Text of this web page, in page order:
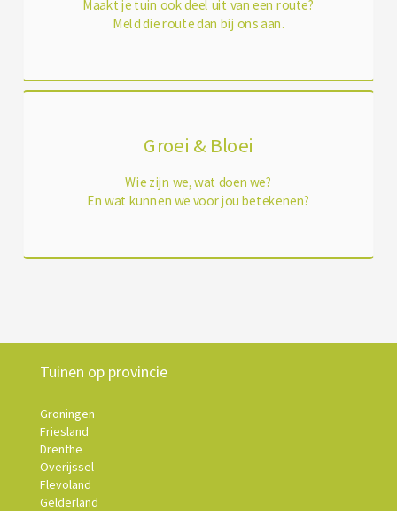
Maakt je tuin ook deel uit van een route?
Meld die route dan bij ons aan.
Groei & Bloei
Wie zijn we, wat doen we?
En wat kunnen we voor jou betekenen?
Tuinen op provincie
Groningen
Friesland
Drenthe
Overijssel
Flevoland
Gelderland